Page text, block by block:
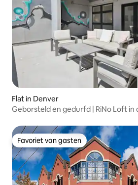
Flat in Denver
Geborsteld en gedurfd | RiNo Loft in
Favoriet van gasten
Favoriet van gasten